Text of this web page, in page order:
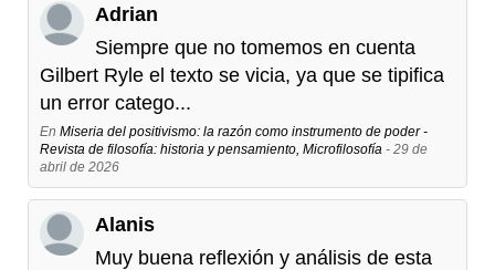
Adrian
Siempre que no tomemos en cuenta
Gilbert Ryle el texto se vicia, ya que se tipifica
un error catego...
En Miseria del positivismo: la razón como instrumento de poder -
Revista de filosofía: historia y pensamiento, Microfilosofía - 29 de
abril de 2026
Alanis
Muy buena reflexión y análisis de esta